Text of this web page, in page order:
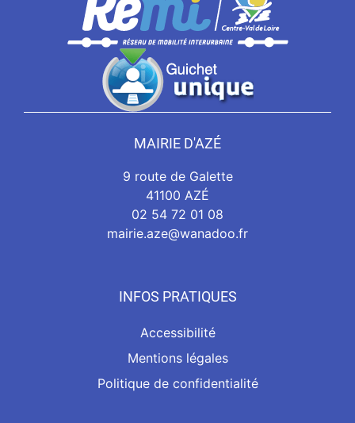
MAIRIE D'AZÉ
9 route de Galette
41100 AZÉ
02 54 72 01 08
mairie.aze@wanadoo.fr
INFOS PRATIQUES
Accessibilité
Mentions légales
Politique de confidentialité